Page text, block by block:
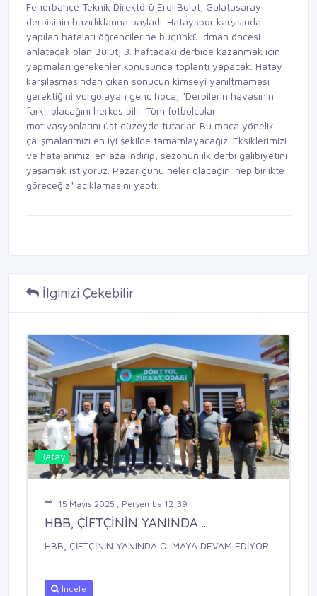
Fenerbahçe Teknik Direktörü Erol Bulut, Galatasaray
derbisinin hazırlıklarına başladı. Hatayspor karşısında
yapılan hataları öğrencilerine bugünkü idman öncesi
anlatacak olan Bulut, 3. haftadaki derbide kazanmak için
yapmaları gerekenler konusunda toplantı yapacak. Hatay
karşılaşmasından çıkan sonucun kimseyi yanıltmaması
gerektiğini vurgulayan genç hoca, "Derbilerin havasının
farklı olacağını herkes bilir. Tüm futbolcular
motivasyonlarını üst düzeyde tutarlar. Bu maça yönelik
çalışmalarımızı en iyi şekilde tamamlayacağız. Eksiklerimizi
ve hatalarımızı en aza indirip, sezonun ilk derbi galibiyetini
yaşamak istiyoruz. Pazar günü neler olacağını hep birlikte
göreceğiz" açıklamasını yaptı.
İlginizi Çekebilir
Hatay
15 Mayıs 2025 , Perşembe 12:39
HBB, ÇİFTÇİNİN YANINDA ...
HBB, ÇİFTÇİNİN YANINDA OLMAYA DEVAM EDİYOR
İncele